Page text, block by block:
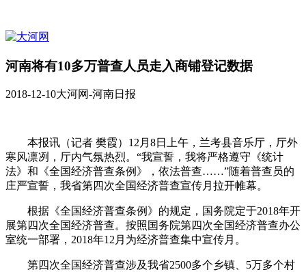
河南将有10多万普查人员走入商铺登记数据
2018-12-10大河网-河南日报
本报讯（记者 樊霞）12月8日上午，兰考县音乐厅，厅外
寒风凛冽，厅内气氛热烈。“我宣誓，我将严格遵守《统计
法》和《全国经济普查条例》，依法普查……”随着普查员的
庄严宣誓，我省第四次全国经济普查宣传月拉开帷幕。
根据《全国经济普查条例》的规定，国务院定于2018年开
展第四次全国经济普查。按照国务院第四次全国经济普查办公
室统一部署，2018年12月为经济普查集中宣传月。
第四次全国经济普查涉及我省2500多个乡镇、5万多个村